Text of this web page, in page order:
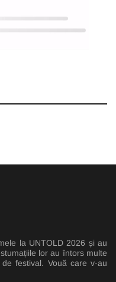
la UNTOLD 2026 și au
lor au întors multe
festival. Vouă care v-au